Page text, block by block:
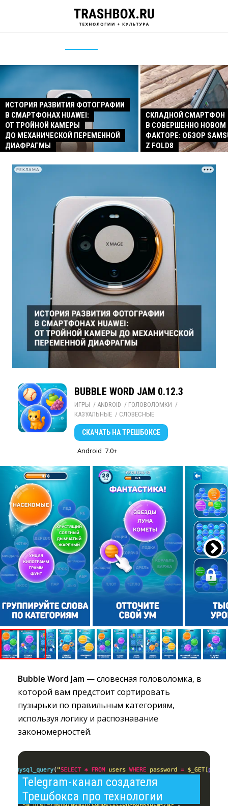
ИСТОРИЯ РАЗВИТИЯ ФОТОГРАФИИ
В СМАРТФОНАХ HUAWEI:
ОТ ТРОЙНОЙ КАМЕРЫ
ДО МЕХАНИЧЕСКОЙ ПЕРЕМЕННОЙ
ДИАФРАГМЫ
СКЛАДНОЙ СМАРТФОН
В СОВЕРШЕННО
ФАКТОРЕ: ОБЗОР
Z FOLD8
РЕКЛАМА
BUBBLE WORD JAM 0.12.3
ИГРЫ / ANDROID / ГОЛОВОЛОМКИ /
КАЗУАЛЬНЫЕ / СЛОВЕСНЫЕ
СКАЧАТЬ НА ТРЕШБОКСЕ
Android 7.0+
Bubble Word Jam — словесная головоломка, в
которой вам предстоит сортировать
пузырьки по правильным категориям,
используя логику и распознавание
закономерностей.
Telegram-канал создателя
Трешбокса про технологии